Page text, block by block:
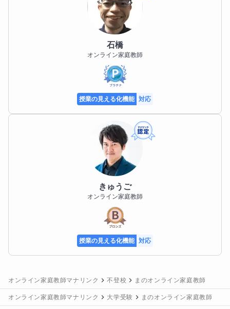
石橋
オンライン家庭教師
授業の見える化機能 対応
きゅうご
オンライン家庭教師
授業の見える化機能 対応
オンライン家庭教師マナリンク 不登校 まのオンライン家庭教師
オンライン家庭教師マナリンク 大学受験 まのオンライン家庭教師